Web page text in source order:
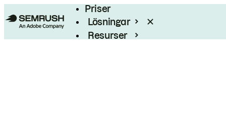
Priser
Lösningar
Resurser